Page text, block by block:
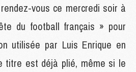
vous ce mercredi soir à
du football français » pour
utilisée par Luis Enrique en
titre est déjà plié, même si le